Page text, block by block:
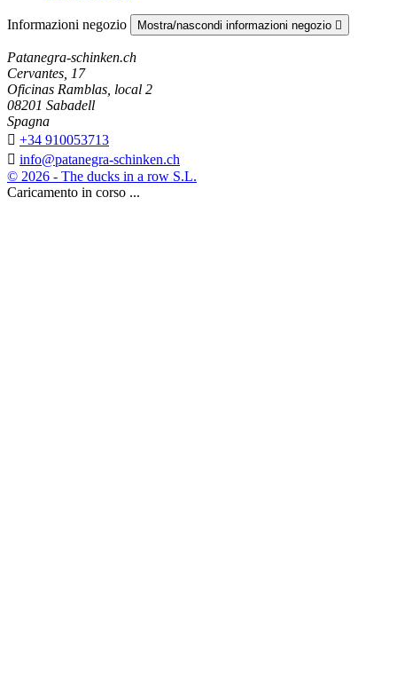
Informazioni negozio Mostra/nascondi informazioni negozio 
Patanegra-schinken.ch
Cervantes, 17
Oficinas Ramblas, local 2
08201 Sabadell
Spagna
 +34 910053713
 info@patanegra-schinken.ch
© 2026 - The ducks in a row S.L.
Caricamento in corso ...